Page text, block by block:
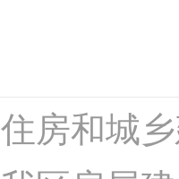
房和城